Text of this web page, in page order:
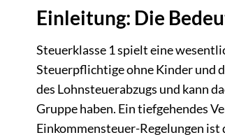
Einleitung: Die
Steuerklasse 1 spielt eine
Steuerpflichtige ohne Kinder und
des Lohnsteuerabzugs und kann
Gruppe haben. Ein tiefgehendes
Einkommensteuer-Regelungen